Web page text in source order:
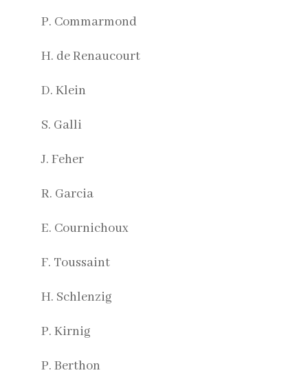
P. Commarmond
H. de Renaucourt
D. Klein
S. Galli
J. Feher
R. Garcia
E. Cournichoux
F. Toussaint
H. Schlenzig
P. Kirnig
P. Berthon